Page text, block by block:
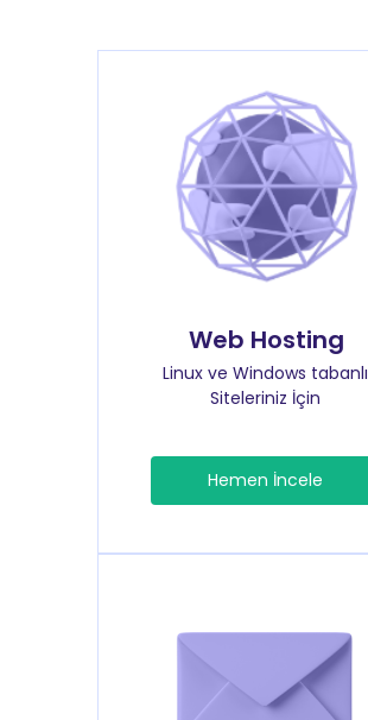
Web Hosting
Linux ve Windows tabanlı
Siteleriniz İçin
Hemen İncele